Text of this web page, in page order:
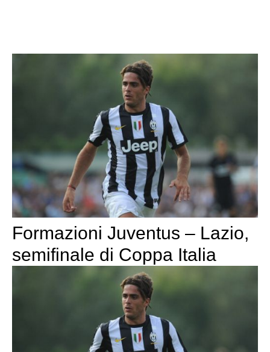
Formazioni Juventus – Lazio,
semifinale di Coppa Italia